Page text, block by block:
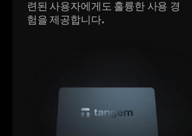
련된 사용자에게도 훌륭한 사용 경
험을 제공합니다.